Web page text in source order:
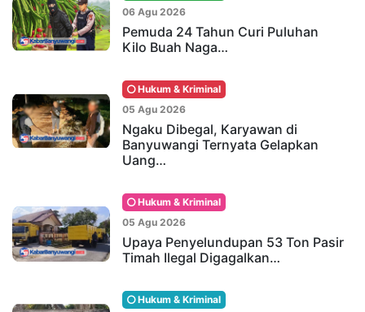
06 Agu 2026
Pemuda 24 Tahun Curi Puluhan
Kilo Buah Naga…
Hukum & Kriminal
05 Agu 2026
Ngaku Dibegal, Karyawan di
Banyuwangi Ternyata Gelapkan
Uang…
Hukum & Kriminal
05 Agu 2026
Upaya Penyelundupan 53 Ton Pasir
Timah Ilegal Digagalkan…
Hukum & Kriminal